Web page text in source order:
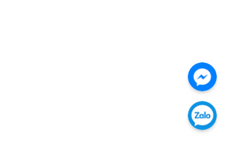
Chát
với
chúng
tôi
Chát